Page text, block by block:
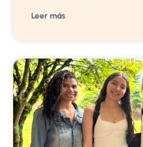
Leer más